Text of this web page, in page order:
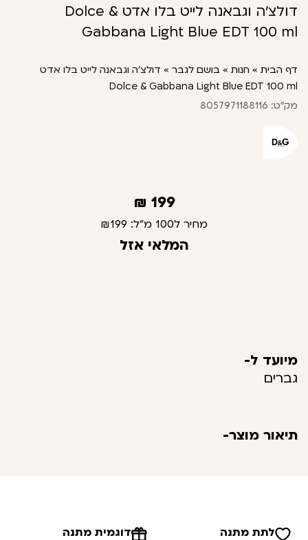
דולצ'ה וגבאנה לייט בלו אדט Dolce &
Gabbana Light Blue EDT 100 ml
דף הבית » חנות » בושם לגבר » דולצ’ה וגבאנה לייט בלו אדט
Dolce & Gabbana Light Blue EDT 100 ml
מק"ט: 8057971188116
199
₪
מחיר ל100 מ"ל: ₪199
המלאי אזל
מיועד ל-
גברים
תיאור מוצר-
לתת מתנה
דוגמית מתנה